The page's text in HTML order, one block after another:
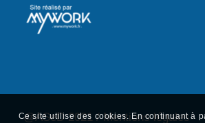
@ASeD 2021 /Mentions légales
Ce site utilise des cookies. En continuant à